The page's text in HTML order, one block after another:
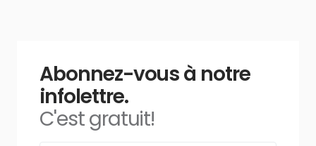
Abonnez-vous à notre
infolettre.
C'est gratuit!